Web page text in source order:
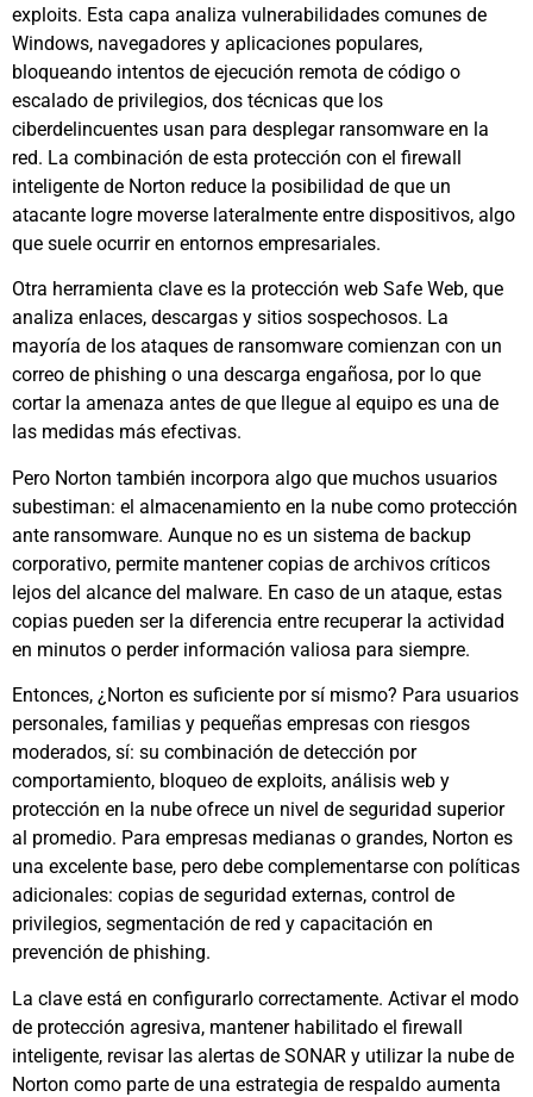
exploits. Esta capa analiza vulnerabilidades comunes de
Windows, navegadores y aplicaciones populares,
bloqueando intentos de ejecución remota de código o
escalado de privilegios, dos técnicas que los
ciberdelincuentes usan para desplegar ransomware en la
red. La combinación de esta protección con el firewall
inteligente de Norton reduce la posibilidad de que un
atacante logre moverse lateralmente entre dispositivos, algo
que suele ocurrir en entornos empresariales.
Otra herramienta clave es la protección web Safe Web, que
analiza enlaces, descargas y sitios sospechosos. La
mayoría de los ataques de ransomware comienzan con un
correo de phishing o una descarga engañosa, por lo que
cortar la amenaza antes de que llegue al equipo es una de
las medidas más efectivas.
Pero Norton también incorpora algo que muchos usuarios
subestiman: el almacenamiento en la nube como protección
ante ransomware. Aunque no es un sistema de backup
corporativo, permite mantener copias de archivos críticos
lejos del alcance del malware. En caso de un ataque, estas
copias pueden ser la diferencia entre recuperar la actividad
en minutos o perder información valiosa para siempre.
Entonces, ¿Norton es suficiente por sí mismo? Para usuarios
personales, familias y pequeñas empresas con riesgos
moderados, sí: su combinación de detección por
comportamiento, bloqueo de exploits, análisis web y
protección en la nube ofrece un nivel de seguridad superior
al promedio. Para empresas medianas o grandes, Norton es
una excelente base, pero debe complementarse con políticas
adicionales: copias de seguridad externas, control de
privilegios, segmentación de red y capacitación en
prevención de phishing.
La clave está en configurarlo correctamente. Activar el modo
de protección agresiva, mantener habilitado el firewall
inteligente, revisar las alertas de SONAR y utilizar la nube de
Norton como parte de una estrategia de respaldo aumenta